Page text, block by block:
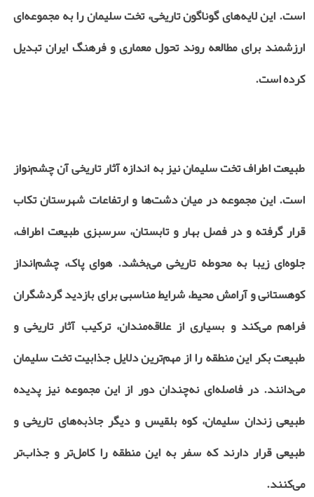
است. این لایه‌های گوناگون تاریخی، تخت سلیمان را به مجموعه‌ای
ارزشمند برای مطالعه روند تحول معماری و فرهنگ ایران تبدیل
کرده است.
طبیعت اطراف تخت سلیمان نیز به اندازه آثار تاریخی آن چشم‌نواز
است. این مجموعه در میان دشت‌ها و ارتفاعات شهرستان تکاب
قرار گرفته و در فصل بهار و تابستان، سرسبزی طبیعت اطراف،
جلوه‌ای زیبا به محوطه تاریخی می‌بخشد. هوای پاک، چشم‌انداز
کوهستانی و آرامش محیط، شرایط مناسبی برای بازدید گردشگران
فراهم می‌کند و بسیاری از علاقه‌مندان، ترکیب آثار تاریخی و
طبیعت بکر این منطقه را از مهم‌ترین دلایل جذابیت تخت سلیمان
می‌دانند. در فاصله‌ای نه‌چندان دور از این مجموعه نیز پدیده
طبیعی زندان سلیمان، کوه بلقیس و دیگر جاذبه‌های تاریخی و
طبیعی قرار دارند که سفر به این منطقه را کامل‌تر و جذاب‌تر
می‌کنند.